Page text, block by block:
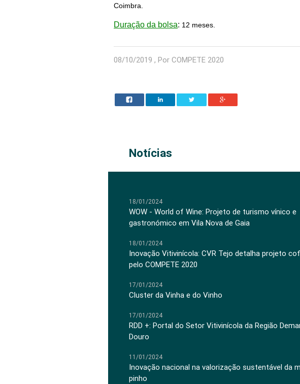
Coimbra.
Duração da bolsa: 12 meses.
08/10/2019 , Por COMPETE 2020
Notícias
18/01/2024
WOW - World of Wine: Projeto de turismo vínico e
gastronómico em Vila Nova de Gaia
18/01/2024
Inovação Vitivinícola: CVR Tejo detalha projeto
pelo COMPETE 2020
17/01/2024
Cluster da Vinha e do Vinho
17/01/2024
RDD +: Portal do Setor Vitivinícola da Região
Douro
11/01/2024
Inovação nacional na valorização sustentável da
pinho